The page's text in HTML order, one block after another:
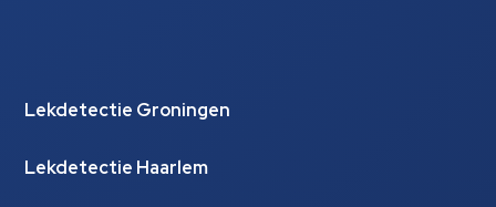
Lekdetectie Groningen
Lekdetectie Haarlem